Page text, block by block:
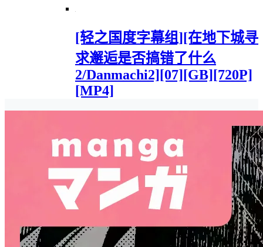
[轻之国度字幕组][在地下城寻
求邂逅是否搞错了什么
2/Danmachi2][07][GB][720P]
[MP4]